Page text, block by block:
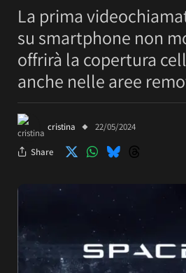
La prima
su smartphone non
offrirà la copertura
anche nelle aree
cristina 22/05/2024
Share